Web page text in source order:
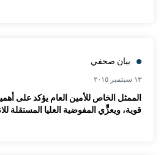
بيان صحفي
١٣ سبتمبر ٢٠١٥
الممثل الخاص للأمين العام يؤكد على
قوية، ويعزٍّي المفوضية العليا المستقلة